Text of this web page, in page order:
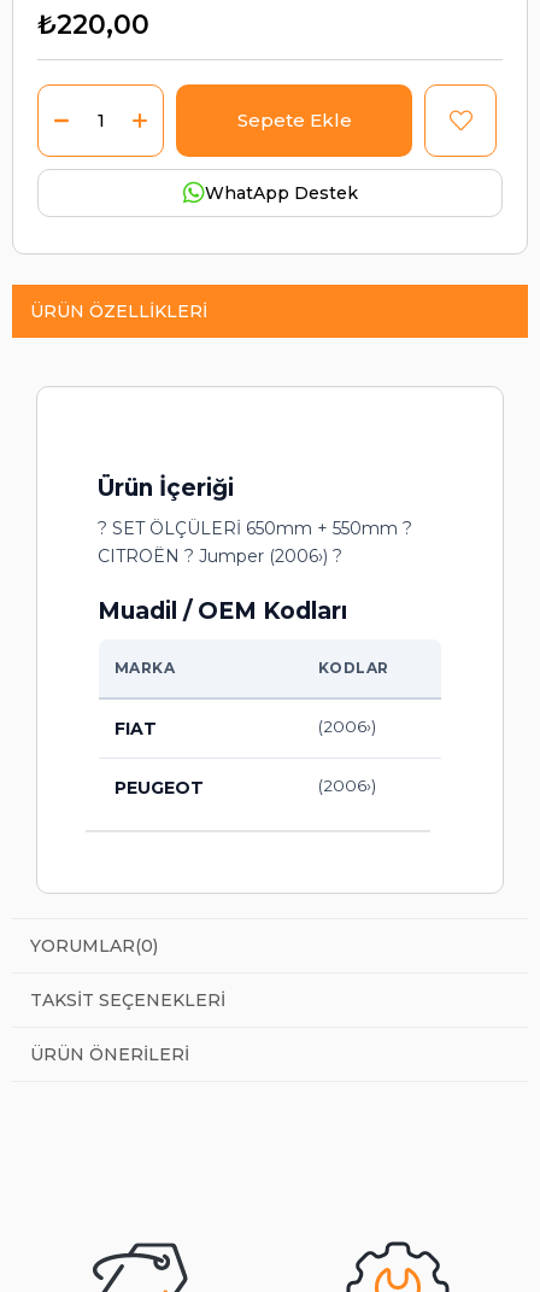
₺220,00
WhatApp Destek
ÜRÜN ÖZELLIKLERI
Ürün İçeriği
? SET ÖLÇÜLERİ 650mm + 550mm ?
CITROËN ? Jumper (2006›) ?
Muadil / OEM Kodları
MARKA KODLAR
FIAT (2006›)
PEUGEOT (2006›)
YORUMLAR(0)
TAKSIT SEÇENEKLERI
ÜRÜN ÖNERILERI